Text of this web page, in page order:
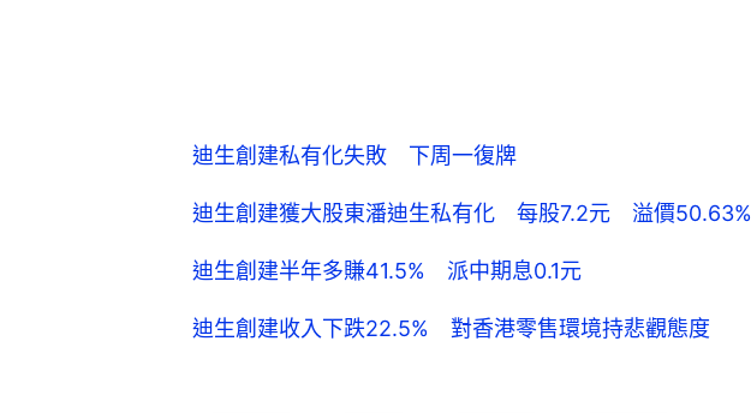
迪生創建私有化失敗 下周一復牌
迪生創建獲大股東潘迪生私有化 每股7.2元 溢價50.63%
迪生創建半年多賺41.5% 派中期息0.1元
迪生創建收入下跌22.5% 對香港零售環境持悲觀態度